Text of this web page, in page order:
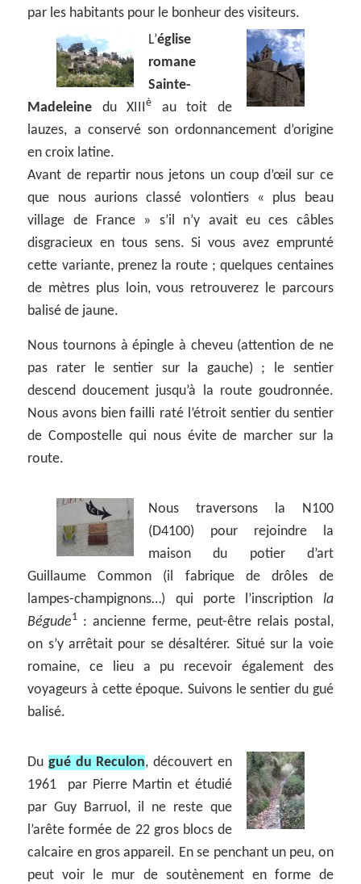
par les habitants pour le bonheur des visiteurs.
L’église
romane
Sainte-
Madeleine du XIIIè
au toit de
lauzes, a conservé son ordonnancement d’origine
en croix latine.
Avant de repartir nous jetons un coup d’œil sur ce
que nous aurions classé volontiers « plus beau
village de France » s’il n’y avait eu ces câbles
disgracieux en tous sens. Si vous avez emprunté
cette variante, prenez la route ; quelques centaines
de mètres plus loin, vous retrouverez le parcours
balisé de jaune.
Nous tournons à épingle à cheveu (attention de ne
pas rater le sentier sur la gauche) ; le sentier
descend doucement jusqu’à la route goudronnée.
Nous avons bien failli raté l’étroit sentier du sentier
de Compostelle qui nous évite de marcher sur la
route.
Nous traversons la N100
(D4100) pour rejoindre la
maison du potier d’art
Guillaume Common (il fabrique de drôles de
lampes-champignons…) qui porte l’inscription la
Bégude1
: ancienne ferme, peut-être relais postal,
on s’y arrêtait pour se désaltérer. Situé sur la voie
romaine, ce lieu a pu recevoir également des
voyageurs à cette époque. Suivons le sentier du gué
balisé.
Dugué du Reculon, découvert en
1961 par Pierre Martin et étudié
par Guy Barruol, il ne reste que
l’arête formée de 22 gros blocs de
calcaire en gros appareil. En se penchant un peu, on
peut voir le mur de soutènement en forme de